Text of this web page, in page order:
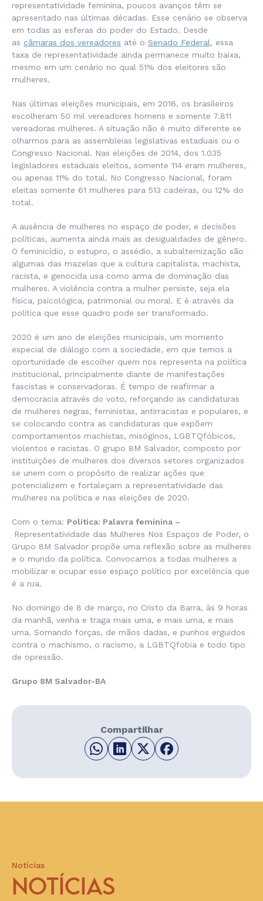
representatividade feminina, poucos avanços têm se
apresentado nas últimas décadas. Esse cenário se observa
em todas as esferas do poder do Estado. Desde
as câmaras dos vereadores até o Senado Federal, essa
taxa de representatividade ainda permanece muito baixa,
mesmo em um cenário no qual 51% dos eleitores são
mulheres.
Nas últimas eleições municipais, em 2016, os brasileiros
escolheram 50 mil vereadores homens e somente 7.811
vereadoras mulheres. A situação não é muito diferente se
olharmos para as assembleias legislativas estaduais ou o
Congresso Nacional. Nas eleições de 2014, dos 1.035
legisladores estaduais eleitos, somente 114 eram mulheres,
ou apenas 11% do total. No Congresso Nacional, foram
eleitas somente 61 mulheres para 513 cadeiras, ou 12% do
total.
A ausência de mulheres no espaço de poder, e decisões
políticas, aumenta ainda mais as desigualdades de gênero.
O feminicídio, o estupro, o assédio, a subalternização são
algumas das mazelas que a cultura capitalista, machista,
racista, e genocida usa como arma de dominação das
mulheres. A violência contra a mulher persiste, seja ela
física, psicológica, patrimonial ou moral. E é através da
política que esse quadro pode ser transformado.
2020 é um ano de eleições municipais, um momento
especial de diálogo com a sociedade, em que temos a
oportunidade de escolher quem nos representa na política
institucional, principalmente diante de manifestações
fascistas e conservadoras. É tempo de reafirmar a
democracia através do voto, reforçando as candidaturas
de mulheres negras, feministas, antirracistas e populares, e
se colocando contra as candidaturas que expõem
comportamentos machistas, misóginos, LGBTQfóbicos,
violentos e racistas. O grupo 8M Salvador, composto por
instituições de mulheres dos diversos setores organizados
se unem com o propósito de realizar ações que
potencializem e fortaleçam a representatividade das
mulheres na política e nas eleições de 2020.
Com o tema: Política: Palavra feminina –
Representatividade das Mulheres Nos Espaços de Poder, o
Grupo 8M Salvador propõe uma reflexão sobre as mulheres
e o mundo da política. Convocamos a todas mulheres a
mobilizar e ocupar esse espaço político por excelência que
é a rua.
No domingo de 8 de março, no Cristo da Barra, às 9 horas
da manhã, venha e traga mais uma, e mais uma, e mais
uma. Somando forças, de mãos dadas, e punhos erguidos
contra o machismo, o racismo, a LGBTQfobia e todo tipo
de opressão.
Grupo 8M Salvador-BA
Compartilhar
Notícias
NOTÍCIAS